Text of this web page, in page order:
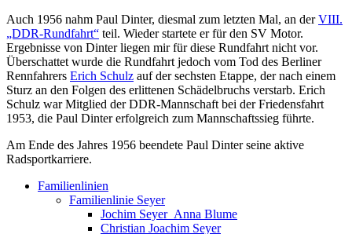
Auch 1956 nahm Paul Dinter, diesmal zum letzten Mal, an derVIII.
„DDR-Rundfahrt“ teil. Wieder startete er für den SV Motor.
Ergebnisse von Dinter liegen mir für diese Rundfahrt nicht vor.
Überschattet wurde die Rundfahrt jedoch vom Tod des Berliner
Rennfahrers Erich Schulz auf der sechsten Etappe, der nach einem
Sturz an den Folgen des erlittenen Schädelbruchs verstarb. Erich
Schulz war Mitglied der DDR-Mannschaft bei der Friedensfahrt
1953, die Paul Dinter erfolgreich zum Mannschaftssieg führte.
Am Ende des Jahres 1956 beendete Paul Dinter seine aktive
Radsportkarriere.
Familienlinien
Familienlinie Seyer
Jochim Seyer_Anna Blume
Christian Joachim Seyer